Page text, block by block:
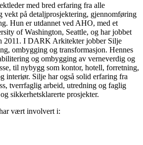
med bred erfaring fra alle
vekt på detaljprosjektering, gjennomføring
Hun er utdannet ved AHO, med et
of Washington, Seattle, og har jobbet
2011. I DARK Arkitekter jobber Silje
ombygging og transformasjon. Hennes
og ombygging av verneverdig og
til nybygg som kontor, hotell, forretning,
interiør. Silje har også solid erfaring fra
tverrfaglig arbeid, utredning og faglig
sikkerhetsklarerte prosjekter.
vært involvert i: